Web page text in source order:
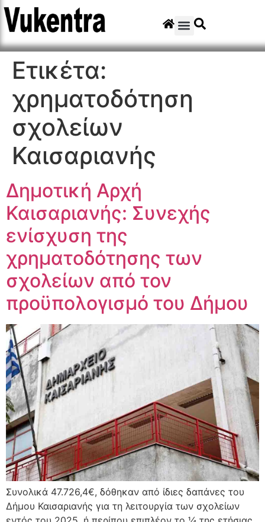
Ετικέτα:
χρηματοδότηση
σχολείων
Καισαριανής
Δημοτική Αρχή
Καισαριανής: Συνεχής
ενίσχυση της
χρηματοδότησης των
σχολείων από τον
προϋπολογισμό του Δήμου
Συνολικά 47.726,4€, δόθηκαν από ίδιες δαπάνες του
Δήμου Καισαριανής για τη λειτουργία των σχολείων